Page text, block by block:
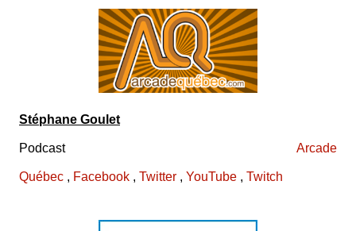
Stéphane Goulet
Podcast Arcade
Québec , Facebook , Twitter , YouTube , Twitch